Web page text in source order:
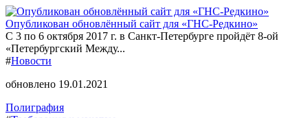
Опубликован обновлённый сайт для «ГНС-Редкино»
С 3 по 6 октября 2017 г. в Санкт-Петербурге пройдёт 8-ой
«Петербургский Между...
#Новости
обновлено 19.01.2021
Полиграфия